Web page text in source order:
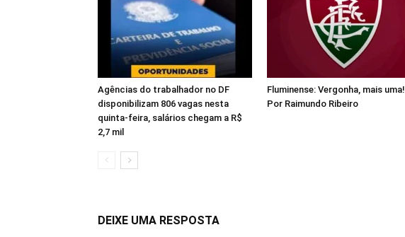
Agências do trabalhador no DF
disponibilizam 806 vagas nesta
quinta-feira, salários chegam a R$
2,7 mil
Fluminense: Vergonha, mais uma!
Por Raimundo Ribeiro
DEIXE UMA RESPOSTA